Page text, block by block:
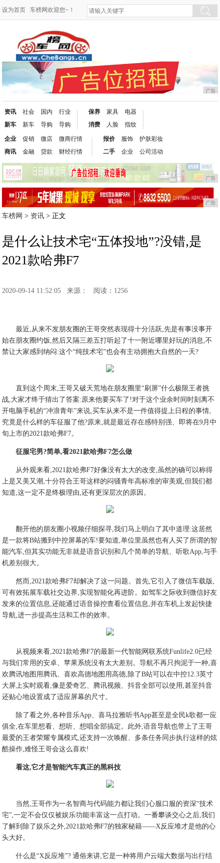
设为首页 车榜网欢迎您~！
广告
资讯
新车
社会
新车
国内
导购
行业
导购
保养
消费
家具
人脸
电器
指纹
企业
商讯
促销
金融
微店
贷款
微商行情
财经行情
报价
二手
服饰
企业
护肤彩妆
公司活动
广告
广告
车榜网 > 资讯 > 正文
是什么让技术宅“五体投地”?没错,是
2021款哈弗F7
2020-09-14 11:52:05 来源： 阅读：1256
最近,从来不发朋友圈的王哥突然表现得十分活跃,先是有事没事开
始在朋友圈约饭,然后又隔三差五打听起了十一附近哪里好玩的消息,不
禁让大家感到纳闷:这个“纯技术宅”也会有主动拥抱大自然的一天?
直到这个周末,王哥又破天荒地在朋友圈里“刷屏”什么极限王者挑
战,大家才终于猜出了答案:原来他要买车了!对于这个业余时间时刻离不
开电脑手机的“冲浪青年”来说,买车从来不是一件值得提上日程的事情,
究竟是什么样的车征服了他?原来,就是最近存在感特别强、即将在9月中
旬上市的2021款哈弗F7。
征服宅男?简单,看2021款哈弗F7怎么做
从外观来看,2021款哈弗F7好像没有太大的改变,虽然的确可以称得
上是又美又潮,十分符合王哥这样的闷骚青年高标准的审美观,但我们都
知道,这一定不是终极理由,还有更深层次的原因。
翻开他的朋友圈小视频仔细探寻,我们马上明白了其中道理:这居然
是一款将B站搬到中控屏幕的车!要知道,单位里虽然也有人买了所谓的智
能汽车,但其实功能无非就是语音识别和几个简单的导航、听歌App,与手
机差别很大。
然而,2021款哈弗F7却解决了这一问题。首先,它引入了微信车载版,
可有效拓展车载社交边界,实现智能化再进阶。如驾车之际收到微信好友
发来的位置信息,还能通过语音操控查看位置信息,并在车机上发起快捷
导航,进一步提高生活和工作的效率。
从视频来看,2021款哈弗F7的最新一代智能网联系统Funlife2.0已经
与我们常用的安卓、苹果系统没有太大差别。导航不再只拘泥于一种,喜
欢腾讯地图用腾讯、喜欢高德地图用高德,除了B站可以在中控12.3英寸
大屏上实时观看,像是爱奇艺、腾讯视频、抖音全部可以使用,甚至抖音
还贴心地设置成了适应屏幕的尺寸。
除了看之外,各种音乐App、喜马拉雅听书App甚至是全民k歌都一应
俱全,在车里想看、想听、想唱全部搞定。此外,语音导航也带上了王哥
最爱的王者荣耀专属模式,还支持一次唤醒、多条任务同步执行这样的炫
酷操作,难怪王哥会这么喜欢!
看这,它才是智能汽车真正的黑科技
当然,王哥作为一名智商与代码能力都让我们心服口服的资深“技术
宅”,一定不会仅仅被娱乐功能丰富这一点打动。一番攀谈交心之后,我们
了解到除了娱乐之外,2021款哈弗F7的独家秘籍——X反应堆才是他的心
头大好。
什么是“X反应堆”? 通俗来讲,它是一种将用户云端大数据与出行结